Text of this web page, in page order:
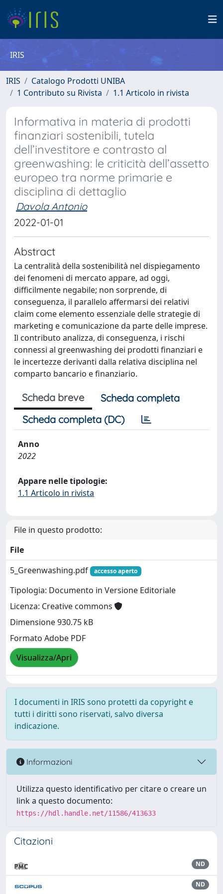
IRIS
IRIS
Catalogo Prodotti UNIBA
1 Contributo su Rivista
1.1 Articolo in rivista
Informativa in materia di prodotti
finanziari sostenibili, tutela
dell’investitore e contrasto al
greenwashing: le criticità dell’assetto
europeo tra norme primarie e
disciplina di dettaglio
Davola Antonio
2022-01-01
Abstract
La centralità della sostenibilità nel dispiegamento
dei fenomeni di mercato appare, ad oggi,
difficilmente negabile; non sorprende, di
conseguenza, il parallelo affermarsi dei relativi
claim come elemento essenziale delle strategie di
marketing e comunicazione da parte delle imprese.
Il contributo analizza, di conseguenza, i rischi
connessi al greenwashing dei prodotti finanziari e
le incertezze derivanti dalla relativa disciplina nel
comparto bancario e finanziario.
Scheda breve
Scheda completa
Scheda completa (DC)
Anno
2022
Appare nelle tipologie:
1.1 Articolo in rivista
File in questo prodotto:
File
5_Greenwashing.pdf
accesso aperto
Tipologia: Documento in Versione Editoriale
Licenza: Creative commons
Dimensione 930.75 kB
Formato Adobe PDF
Visualizza/Apri
I documenti in IRIS sono protetti da copyright e
tutti i diritti sono riservati, salvo diversa
indicazione.
Informazioni
Utilizza questo identificativo per citare o creare un
link a questo documento:
https://hdl.handle.net/11586/413633
Citazioni
ND
ND